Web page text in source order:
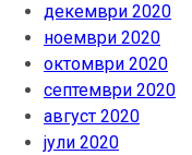
декември 2020
ноември 2020
октомври 2020
септември 2020
август 2020
јули 2020